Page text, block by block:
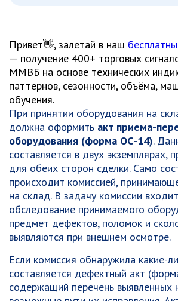
Привет👋, залетай в наш
— получение 400+ торговых
ММВБ на основе технических
паттернов, сезонности, объёма,
обучения.
При принятии оборудования на
должна оформить акт приема-
оборудования (форма ОС-14).
составляется в двух экземплярах,
для обеих сторон сделки. Само
происходит комиссией,
на склад. В задачу комиссии
обследование принимаемого
предмет дефектов, поломок и
выявляются при внешнем осмотре.
Если комиссия обнаружила какие-
составляется дефектный акт
содержащий перечень выявленных